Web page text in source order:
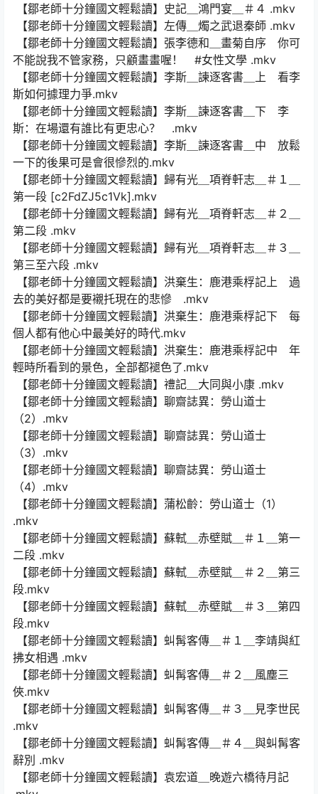
【鄒老師十分鐘國文輕鬆讀】史記＿鴻門宴＿＃４ .mkv
【鄒老師十分鐘國文輕鬆讀】左傳＿燭之武退秦師 .mkv
【鄒老師十分鐘國文輕鬆讀】張李德和＿畫菊自序 你可
不能說我不管家務，只顧畫畫喔！ #女性文學 .mkv
【鄒老師十分鐘國文輕鬆讀】李斯＿諫逐客書＿上 看李
斯如何據理力爭.mkv
【鄒老師十分鐘國文輕鬆讀】李斯＿諫逐客書＿下 李
斯：在場還有誰比有更忠心？ .mkv
【鄒老師十分鐘國文輕鬆讀】李斯＿諫逐客書＿中 放鬆
一下的後果可是會很慘烈的.mkv
【鄒老師十分鐘國文輕鬆讀】歸有光＿項脊軒志＿＃１＿
第一段 [c2FdZJ5c1Vk].mkv
【鄒老師十分鐘國文輕鬆讀】歸有光＿項脊軒志＿＃２＿
第二段 .mkv
【鄒老師十分鐘國文輕鬆讀】歸有光＿項脊軒志＿＃３＿
第三至六段 .mkv
【鄒老師十分鐘國文輕鬆讀】洪棄生：鹿港乘桴記上 過
去的美好都是要襯托現在的悲慘 .mkv
【鄒老師十分鐘國文輕鬆讀】洪棄生：鹿港乘桴記下 每
個人都有他心中最美好的時代.mkv
【鄒老師十分鐘國文輕鬆讀】洪棄生：鹿港乘桴記中 年
輕時所看到的景色，全部都褪色了.mkv
【鄒老師十分鐘國文輕鬆讀】禮記＿大同與小康 .mkv
【鄒老師十分鐘國文輕鬆讀】聊齋誌異：勞山道士
（2）.mkv
【鄒老師十分鐘國文輕鬆讀】聊齋誌異：勞山道士
（3）.mkv
【鄒老師十分鐘國文輕鬆讀】聊齋誌異：勞山道士
（4）.mkv
【鄒老師十分鐘國文輕鬆讀】蒲松齡：勞山道士（1）
.mkv
【鄒老師十分鐘國文輕鬆讀】蘇軾＿赤壁賦＿＃１＿第一
二段 .mkv
【鄒老師十分鐘國文輕鬆讀】蘇軾＿赤壁賦＿＃２＿第三
段.mkv
【鄒老師十分鐘國文輕鬆讀】蘇軾＿赤壁賦＿＃３＿第四
段.mkv
【鄒老師十分鐘國文輕鬆讀】虯髯客傳＿＃１＿李靖與紅
拂女相遇 .mkv
【鄒老師十分鐘國文輕鬆讀】虯髯客傳＿＃２＿風塵三
俠.mkv
【鄒老師十分鐘國文輕鬆讀】虯髯客傳＿＃３＿見李世民
.mkv
【鄒老師十分鐘國文輕鬆讀】虯髯客傳＿＃４＿與虯髯客
辭別 .mkv
【鄒老師十分鐘國文輕鬆讀】袁宏道＿晚遊六橋待月記